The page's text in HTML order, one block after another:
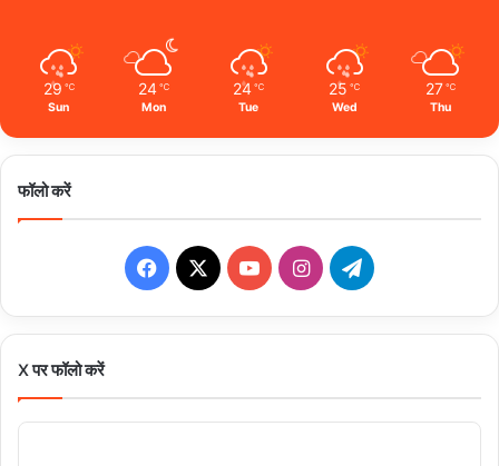
29 ℃
Sun
24 ℃
Mon
24 ℃
Tue
25 ℃
Wed
27 ℃
Thu
फॉलो करें
Facebook
X YouTubeInstagramTelegram
X पर फॉलो करें